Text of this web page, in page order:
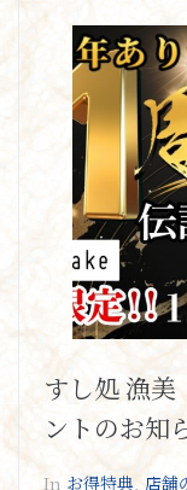
すし処 漁美
ントのお知
In お得特典, 店舗